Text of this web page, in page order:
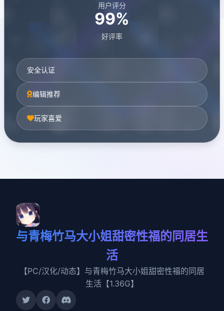
用户评分
99%
好评率
安全认证
编辑推荐
玩家喜爱
与青梅竹马大小姐甜密性福的同居生
活
【PC/汉化/动态】与青梅竹马大小姐甜密性福的同居
生活【1.36G】